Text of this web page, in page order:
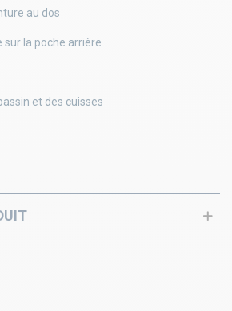
au dos
sur la poche arrière
et des cuisses